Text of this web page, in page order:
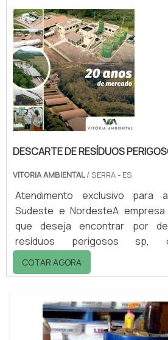
mercado.DETALHES sOBRE
RESÍDUOS PERIGOSOS RJQuem
descarte de resíduos perigosos
empresa inovadora, acha o site
Ambiental. Dispon...
DESCARTE DE RESÍDUOS
VITORIA AMBIENTAL/ SERRA - ES
Atendimento exclusivo para
Sudeste e NordesteA
que deseja encontrar por
resíduos perigosos sp,
encontrar no website da Vitória
Solicitando mais informações na
a melhor referência em
mercado.Quando o interesse é
de resíduos perigosos
COTAR AGORA